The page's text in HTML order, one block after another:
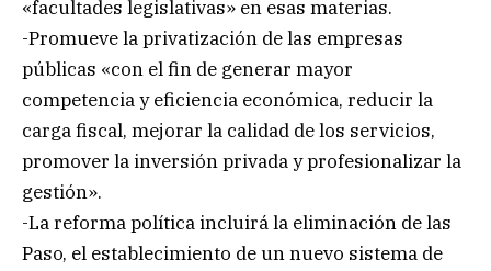
«facultades legislativas» en esas materias.
-Promueve la privatización de las empresas
públicas «con el fin de generar mayor
competencia y eficiencia económica, reducir la
carga fiscal, mejorar la calidad de los servicios,
promover la inversión privada y profesionalizar la
gestión».
-La reforma política incluirá la eliminación de las
Paso, el establecimiento de un nuevo sistema de